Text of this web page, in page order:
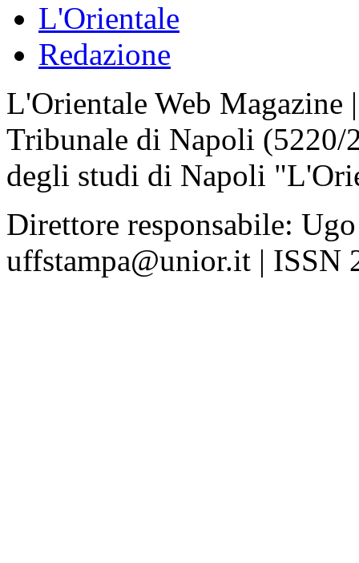
L'Orientale
Redazione
L'Orientale Web Magazine
Tribunale di Napoli
degli studi di Napoli
Direttore responsabile:
uffstampa@unior.it | ISSN